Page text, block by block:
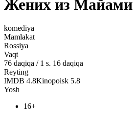
Жених из Майами
komediya
Mamlakat
Rossiya
Vaqt
76 daqiqa / 1 s. 16 daqiqa
Reyting
IMDB 4.8Kinopoisk 5.8
Yosh
16+